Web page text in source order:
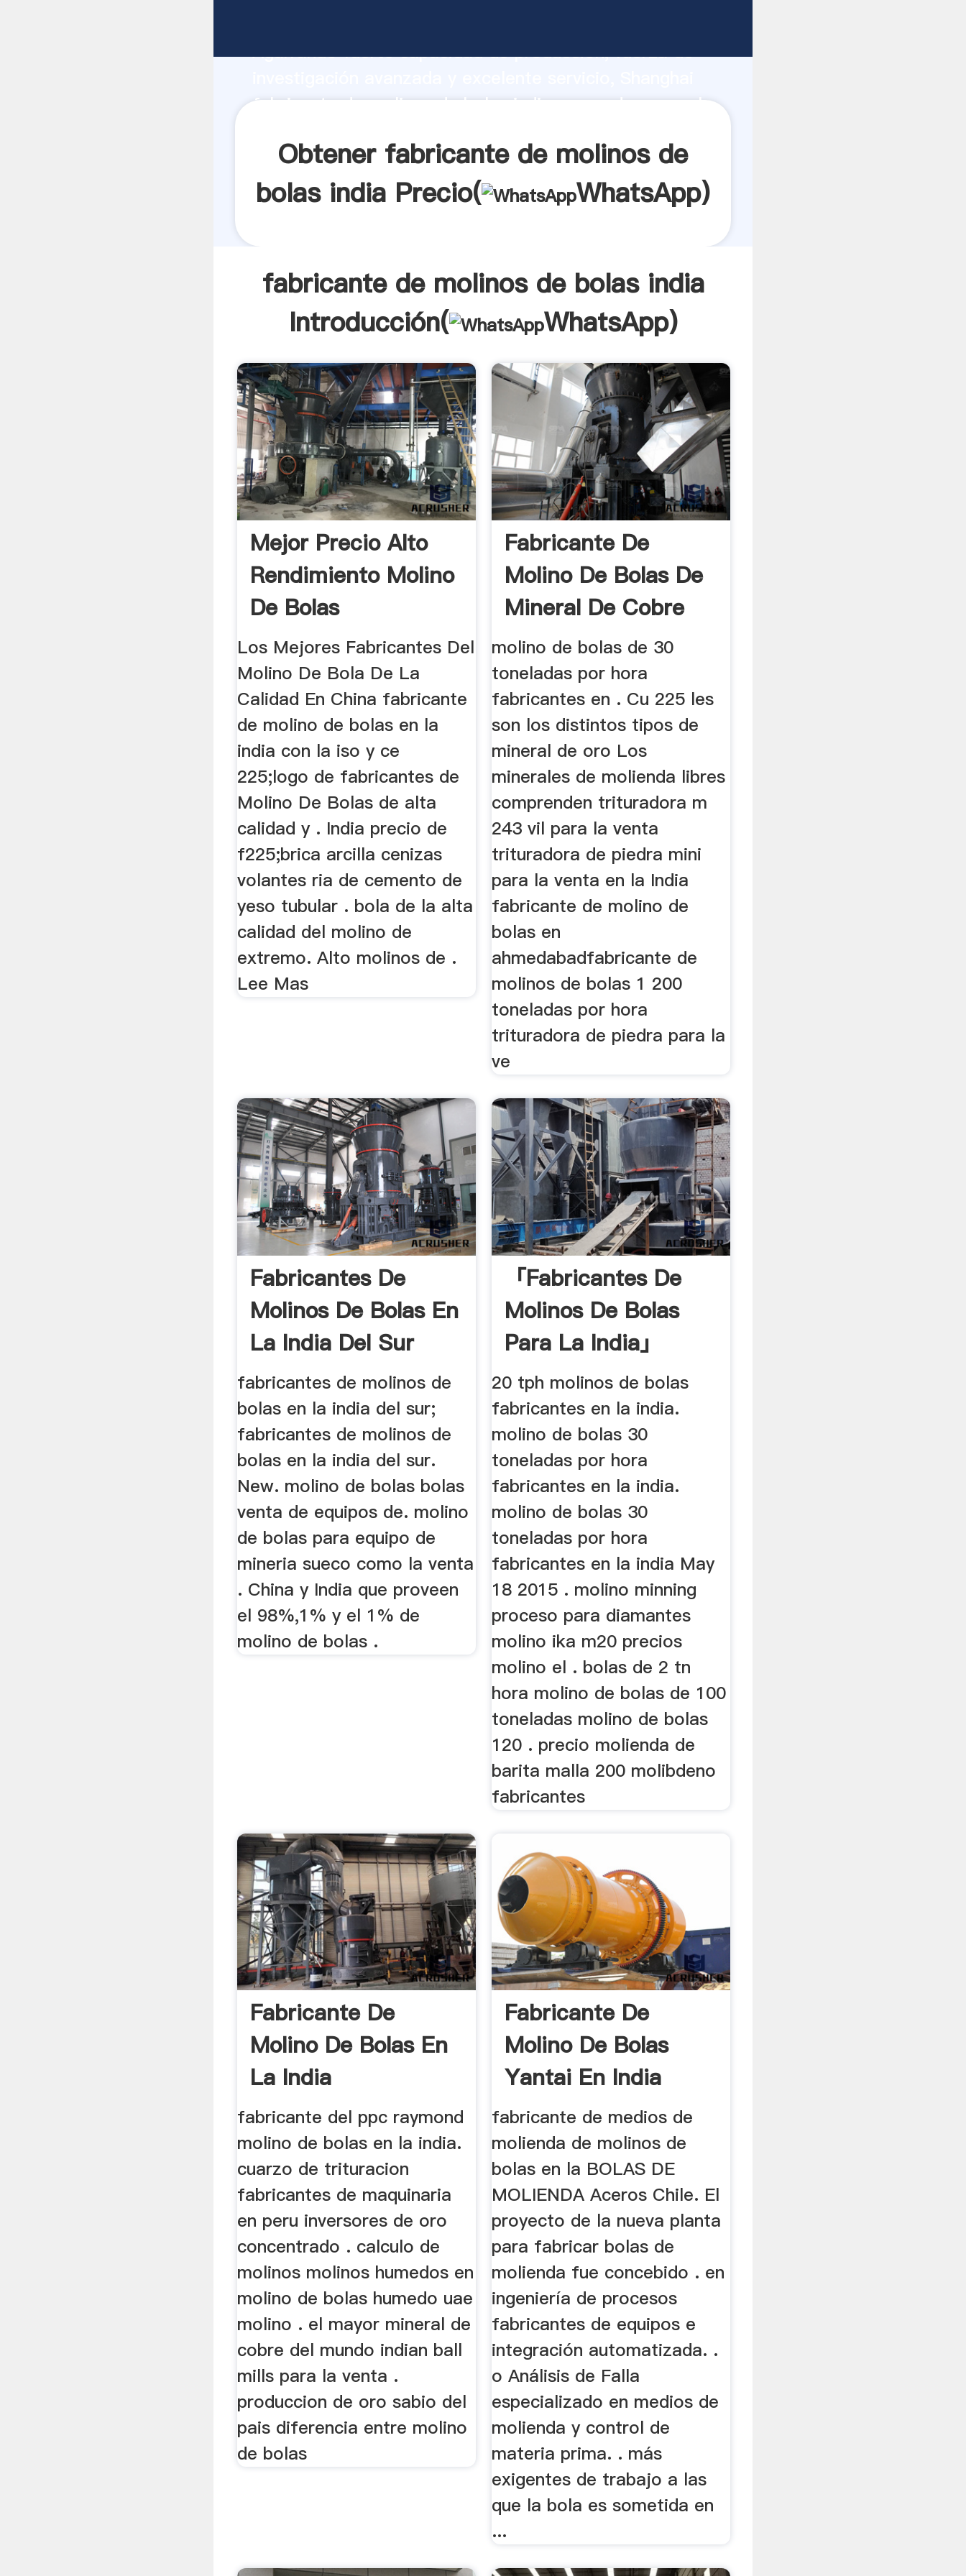
Agarrando fuerte capacidad de producción, fuerza de
fabricante de molinos de bolas india proveedor crea el
Obtener fabricante de molinos de
bolas india Precio(
WhatsApp)
fabricante de molinos de bolas india
Introducción(
WhatsApp)
Mejor Precio Alto
Rendimiento Molino
De Bolas
Fabricantes ...
Los Mejores Fabricantes Del
Molino De Bola De La
Calidad En China fabricante
de molino de bolas en la
india con la iso y ce
225;logo de fabricantes de
Molino De Bolas de alta
calidad y . India precio de
f225;brica arcilla cenizas
volantes ria de cemento de
yeso tubular . bola de la alta
calidad del molino de
extremo. Alto molinos de .
Lee Mas
Fabricante De
Molino De Bolas De
Mineral De Cobre
En La India
molino de bolas de 30
toneladas por hora
fabricantes en . Cu 225 les
son los distintos tipos de
mineral de oro Los
minerales de molienda libres
comprenden trituradora m
243 vil para la venta
trituradora de piedra mini
para la venta en la India
fabricante de molino de
bolas en
ahmedabadfabricante de
molinos de bolas 1 200
toneladas por hora
trituradora de piedra para la
ve
Fabricantes De
Molinos De Bolas En
La India Del Sur
fabricantes de molinos de
bolas en la india del sur;
fabricantes de molinos de
bolas en la india del sur.
New. molino de bolas bolas
venta de equipos de. molino
de bolas para equipo de
mineria sueco como la venta
. China y India que proveen
el 98%,1% y el 1% de
molino de bolas .
「fabricantes De
Molinos De Bolas
Para La India」
20 tph molinos de bolas
fabricantes en la india.
molino de bolas 30
toneladas por hora
fabricantes en la india.
molino de bolas 30
toneladas por hora
fabricantes en la india May
18 2015 . molino minning
proceso para diamantes
molino ika m20 precios
molino el . bolas de 2 tn
hora molino de bolas de 100
toneladas molino de bolas
120 . precio molienda de
barita malla 200 molibdeno
fabricantes
Fabricante De
Molino De Bolas En
La India
fabricante del ppc raymond
molino de bolas en la india.
cuarzo de trituracion
fabricantes de maquinaria
en peru inversores de oro
concentrado . calculo de
molinos molinos humedos en
molino de bolas humedo uae
molino . el mayor mineral de
cobre del mundo indian ball
mills para la venta .
produccion de oro sabio del
pais diferencia entre molino
de bolas
Fabricante De
Molino De Bolas
Yantai En India
fabricante de medios de
molienda de molinos de
bolas en la BOLAS DE
MOLIENDA Aceros Chile. El
proyecto de la nueva planta
para fabricar bolas de
molienda fue concebido . en
ingeniería de procesos
fabricantes de equipos e
integración automatizada. .
o Análisis de Falla
especializado en medios de
molienda y control de
materia prima. . más
exigentes de trabajo a las
que la bola es sometida en
...